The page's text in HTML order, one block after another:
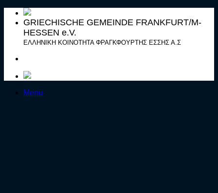
Μετάβαση
περιεχόμενο
GRIECHISCHE GEMEINDE FRANKFURT/M-
HESSEN e.V.
ΕΛΛΗΝΙΚΗ ΚΟΙΝΟΤΗΤΑ ΦΡΑΓΚΦΟΥΡΤΗΣ ΕΣΣΗΣ Α.Σ
Menu